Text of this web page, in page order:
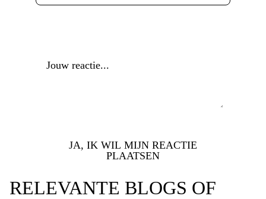
JA, IK WIL MIJN REACTIE
PLAATSEN
RELEVANTE BLOGS OF